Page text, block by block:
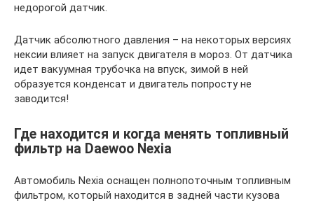
недорогой датчик.
Датчик абсолютного давления – на некоторых версиях
нексии влияет на запуск двигателя в мороз. От датчика
идет вакуумная трубочка на впуск, зимой в ней
образуется конденсат и двигатель попросту не
заводится!
Где находится и когда менять топливный
фильтр на Daewoo Nexia
Автомобиль Nexia оснащен полнопоточным топливным
фильтром, который находится в задней части кузова